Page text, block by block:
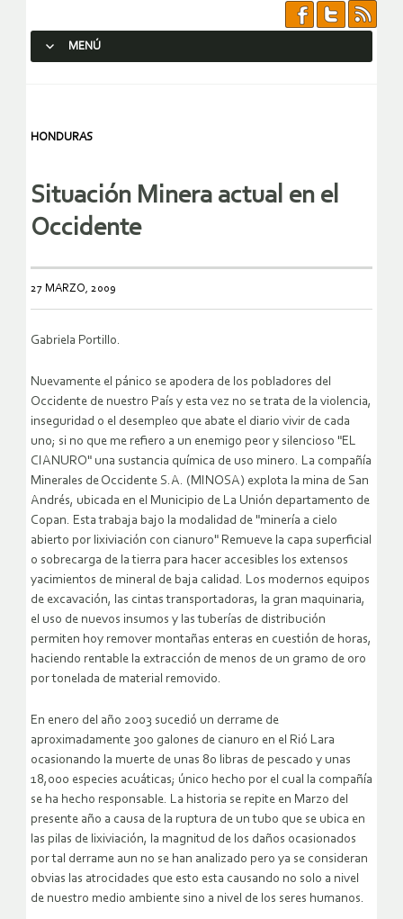
MENÚ
HONDURAS
Situación Minera actual en el
Occidente
27 MARZO, 2009
Gabriela Portillo.
Nuevamente el pánico se apodera de los pobladores del
Occidente de nuestro País y esta vez no se trata de la violencia,
inseguridad o el desempleo que abate el diario vivir de cada
uno; si no que me refiero a un enemigo peor y silencioso "EL
CIANURO" una sustancia química de uso minero. La compañía
Minerales de Occidente S.A. (MINOSA) explota la mina de San
Andrés, ubicada en el Municipio de La Unión departamento de
Copan. Esta trabaja bajo la modalidad de "minería a cielo
abierto por lixiviación con cianuro" Remueve la capa superficial
o sobrecarga de la tierra para hacer accesibles los extensos
yacimientos de mineral de baja calidad. Los modernos equipos
de excavación, las cintas transportadoras, la gran maquinaria,
el uso de nuevos insumos y las tuberías de distribución
permiten hoy remover montañas enteras en cuestión de horas,
haciendo rentable la extracción de menos de un gramo de oro
por tonelada de material removido.
En enero del año 2003 sucedió un derrame de
aproximadamente 300 galones de cianuro en el Rió Lara
ocasionando la muerte de unas 80 libras de pescado y unas
18,000 especies acuáticas; único hecho por el cual la compañía
se ha hecho responsable. La historia se repite en Marzo del
presente año a causa de la ruptura de un tubo que se ubica en
las pilas de lixiviación, la magnitud de los daños ocasionados
por tal derrame aun no se han analizado pero ya se consideran
obvias las atrocidades que esto esta causando no solo a nivel
de nuestro medio ambiente sino a nivel de los seres humanos.